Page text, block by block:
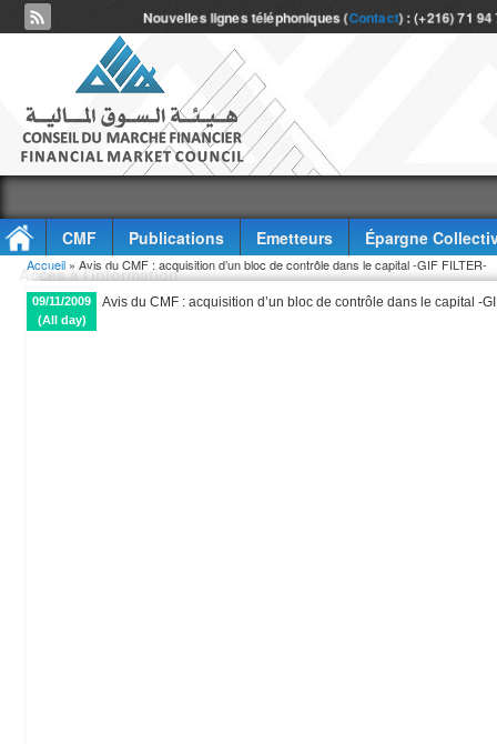
Nouvelles lignes téléphoniques (Contact) : (+216) 71
CMF Publications Emetteurs
Épargne
Accès à l'information
Vous êtes ici
Accueil » Avis du CMF : acquisition d’un bloc de contrôle dans le capital -GIF FILTER-
09/11/2009
(All day)
Avis du CMF : acquisition d’un bloc de contrôle dans le capital -